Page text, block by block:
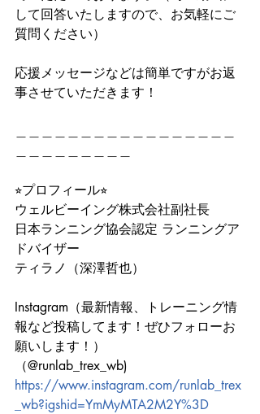
して回答いたしますので、お気軽にご
質問ください）
応援メッセージなどは簡単ですがお返
事させていただきます！
⭐︎プロフィール⭐︎
ウェルビーイング株式会社副社長
日本ランニング協会認定 ランニングア
ドバイザー
ティラノ（深澤哲也）
Instagram（最新情報、トレーニング情
報など投稿してます！ぜひフォローお
願いします！）
（@runlab_trex_wb)
https://www.instagram.com/runlab_trex
_wb?igshid=YmMyMTA2M2Y%3D